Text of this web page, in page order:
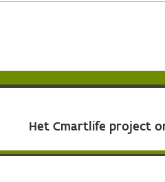
Het Cmartlife project